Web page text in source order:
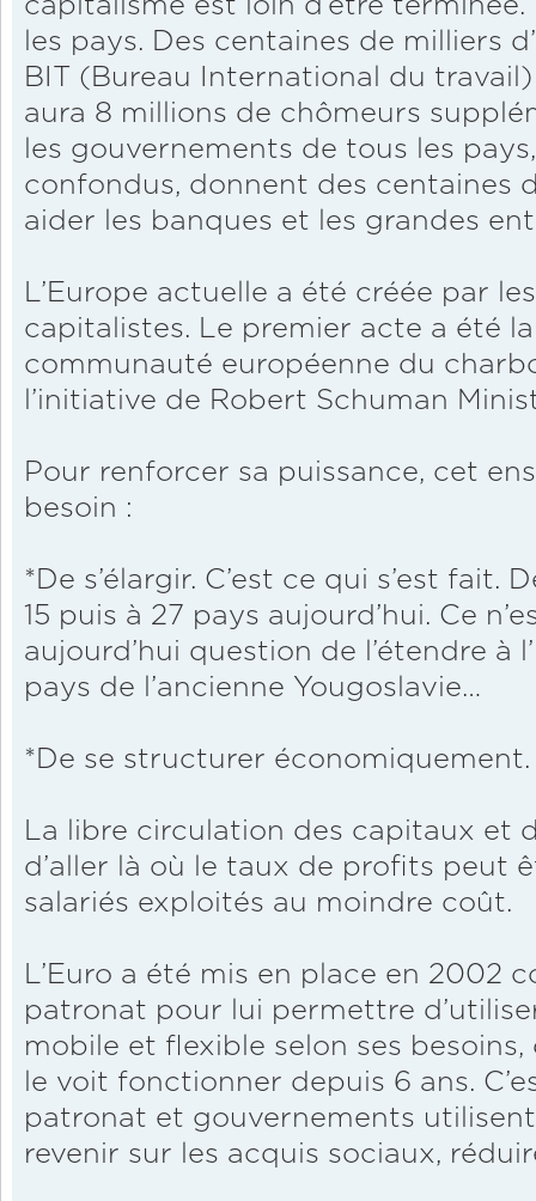
les pays. Des centaines de milliers
BIT (Bureau International du
aura 8 millions de chômeurs
les gouvernements de tous les
confondus, donnent des centaines
aider les banques et les grandes
L’Europe actuelle a été créée par
capitalistes. Le premier acte a été
communauté européenne du
l’initiative de Robert Schuman
Pour renforcer sa puissance, cet
besoin :
*De s’élargir. C’est ce qui s’est fait.
15 puis à 27 pays aujourd’hui. Ce
aujourd’hui question de l’étendre à
pays de l’ancienne Yougoslavie…
*De se structurer économiquement.
La libre circulation des capitaux et
d’aller là où le taux de profits peut
salariés exploités au moindre coût.
L’Euro a été mis en place en 2002
patronat pour lui permettre
mobile et flexible selon ses besoins,
le voit fonctionner depuis 6 ans.
patronat et gouvernements
revenir sur les acquis sociaux,